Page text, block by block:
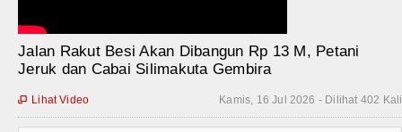
Jalan Rakut Besi Akan Dibangun Rp 13 M, Petani
Jeruk dan Cabai Silimakuta Gembira
Kamis, 16 Jul 2026 - Dilihat 402 Kali
 Lihat Video